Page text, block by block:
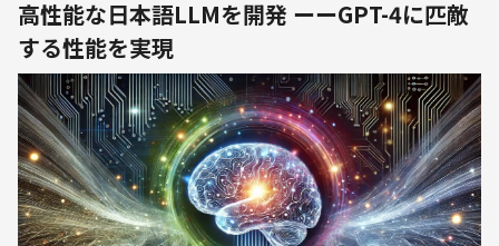
高性能な日本語LLMを開発 ーーGPT-4に匹敵
する性能を実現